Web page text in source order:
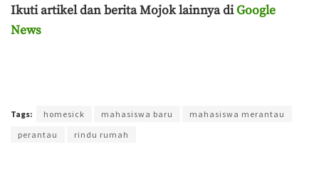
Ikuti artikel dan berita Mojok lainnya diGoogle
News
Tags: homesick mahasiswa baru
mahasiswa merantau
perantau
rindu rumah